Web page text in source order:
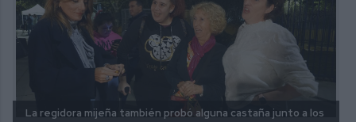
La regidora mijeña también probó alguna castaña junto a los